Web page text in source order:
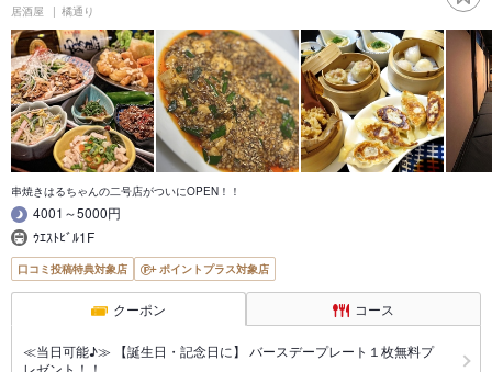
居酒屋 橘通り
串焼きはるちゃんの二号店がついにOPEN！！
4001～5000円
ｳｴｽﾄﾋﾞﾙ1F
口コミ投稿特典対象店 ポイントプラス対象店
クーポン コース
≪当日可能♪≫ 【誕生日・記念日に】 バースデープレート１枚無料プ